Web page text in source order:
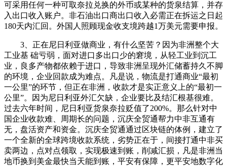
可采用任何一种可取奈拉兑换的外币或某种的货泉结算，并存
入出口收入账户。非石油出口商出口收入必需正在拆运之日起
180天内汇回。外国人照顾现金收支境跨越1万美元需要申报。
3、正在尼日利亚做商业，有什么坚苦？因为非洲整个大
工业基 础亏弱，面对进口多出口少的窘境，从轻工业到沉工
业，良多产物都依赖于进口，导致非洲呈现外汇储蓄持久不脚
的环境，企业回款成为难点。凡是说，物流是打通商业“最初
一公里”的环节，但正在非洲，收款才是实正意义上的“最初一
公里”。因为尼日利亚外汇欠缺，企业要比及结汇根基很难。
过去六年时间，尼日利亚货泉奈拉贬值了200%。那么针对中
国企业收款难、周期长的问题，沉庆全贸通帮力中非互通有
无，盘活资产和资金。沉庆全贸通通过区块链的体例，建立了
一个全新的全球跨境收款系统，劣势正在于，间接打通中非买
卖两边，点对点领取，实现极速到账，削减汇损，凡是非洲当
地币换到美金最快当天能到账，平安有保障，更平安地数字化